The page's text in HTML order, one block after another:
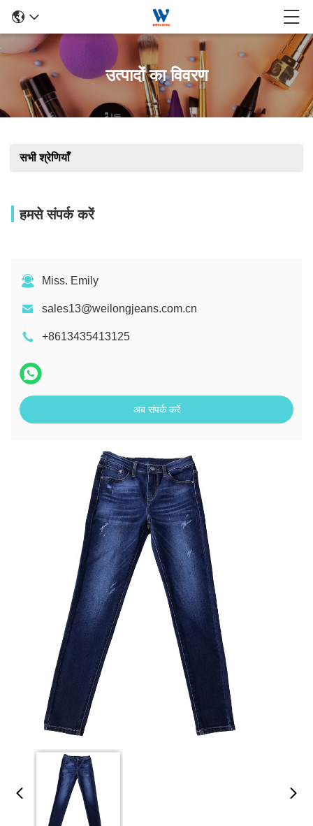
उत्पादों का विवरण
सभी श्रेणियाँ
हमसे संपर्क करें
Miss. Emily
sales13@weilongjeans.com.cn
+8613435413125
अब संपर्क करें